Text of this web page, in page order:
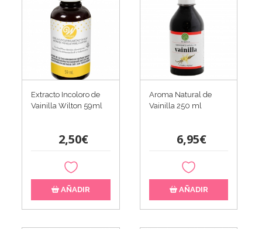
Extracto Incoloro de
Vainilla Wilton 59ml
2,50€
AÑADIR
Aroma Natural de
Vainilla 250 ml
6,95€
AÑADIR